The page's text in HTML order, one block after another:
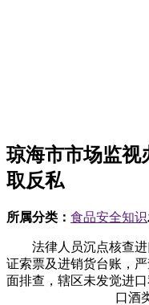
琼海市市场监视
取反私
所属分类： 食品安全知识
法律人员沉点核查进
证索票及进销货台账，
面排查，辖区未发觉进
口酒